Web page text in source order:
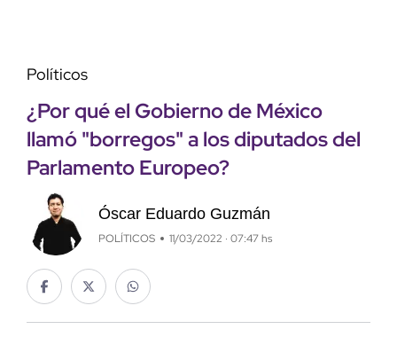
Políticos
¿Por qué el Gobierno de México
llamó "borregos" a los diputados del
Parlamento Europeo?
Óscar Eduardo Guzmán
POLÍTICOS 11/03/2022 · 07:47 hs